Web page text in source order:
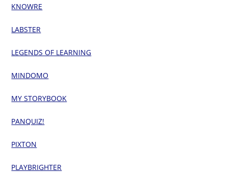
KNOWRE
LABSTER
LEGENDS OF LEARNING
MINDOMO
MY STORYBOOK
PANQUIZ!
PIXTON
PLAYBRIGHTER